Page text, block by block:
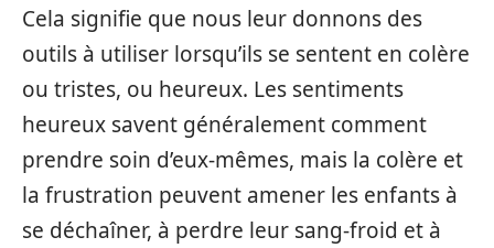
Cela signifie que nous leur donnons des
outils à utiliser lorsqu’ils se sentent en colère
ou tristes, ou heureux. Les sentiments
heureux savent généralement comment
prendre soin d’eux-mêmes, mais la colère et
la frustration peuvent amener les enfants à
se déchaîner, à perdre leur sang-froid et à